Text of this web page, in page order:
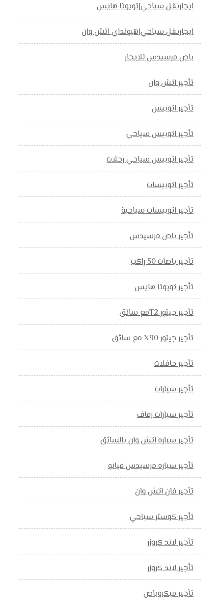
ايجارنقل سياحي|تويوتا هايس
ايجارنقل سياحي|هيونداي اتش وان
باص مرسيدس للايجار
تأجير اتش وان
تأجير اتوبيس
تأجير اتوبيس سياحي
تأجير اتوبيس سياحي رحلات
تأجير اتوبيسات
تأجير اتوبيسات سياحية
تأجير باص مرسيدس
تأجير باصات 50 راكب
تأجير تويوتا هايس
تأجير جيتور T2مع سائق
تأجير جيتور X90 مع سائق
تأجير حافلات
تأجير سيارات
تأجير سيارات زفاف
تأجير سياره اتش وان بالسائق
تأجير سياره مرسيدس فيانو
تأجير فان اتش وان
تأجير كوستر سياحي
تأجير لاند كروزر
تأجير لاند كروزر
تأجير ميكروباص